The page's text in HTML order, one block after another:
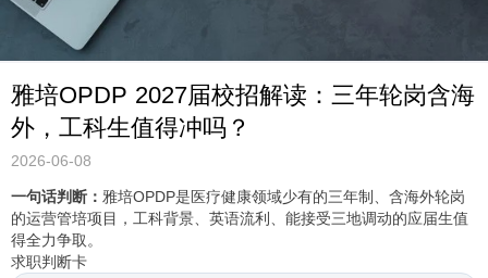
雅培OPDP 2027届校招解读：三年轮岗含海
外，工科生值得冲吗？
2026-06-08
一句话判断： 雅培OPDP是医疗健康领域少有的三年制、含海外轮岗
的运营管培项目，工科背景、英语流利、能接受三地调动的应届生值
得全力争取。
求职判断卡